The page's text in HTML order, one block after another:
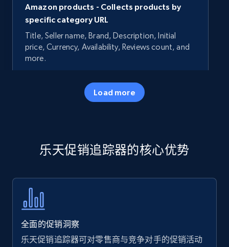
Amazon products - Collects products by
specific category URL
Title, Seller name, Brand, Description, Initial
price, Currency, Availability, Reviews count, and
more.
5.7K+
specific keywords
price, Currency, Availability, Reviews count, and
more.
Load more
乐天促销追踪器的核心优势
全面的促销洞察
乐天促销追踪器可对零售商与竞争对手的促销活动